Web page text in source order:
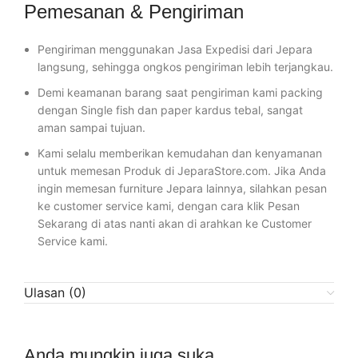
Pemesanan & Pengiriman
Pengiriman menggunakan Jasa Expedisi dari Jepara
langsung, sehingga ongkos pengiriman lebih terjangkau.
Demi keamanan barang saat pengiriman kami packing
dengan Single fish dan paper kardus tebal, sangat
aman sampai tujuan.
Kami selalu memberikan kemudahan dan kenyamanan
untuk memesan Produk di JeparaStore.com. Jika Anda
ingin memesan furniture Jepara lainnya, silahkan pesan
ke customer service kami, dengan cara klik Pesan
Sekarang di atas nanti akan di arahkan ke Customer
Service kami.
Ulasan (0)